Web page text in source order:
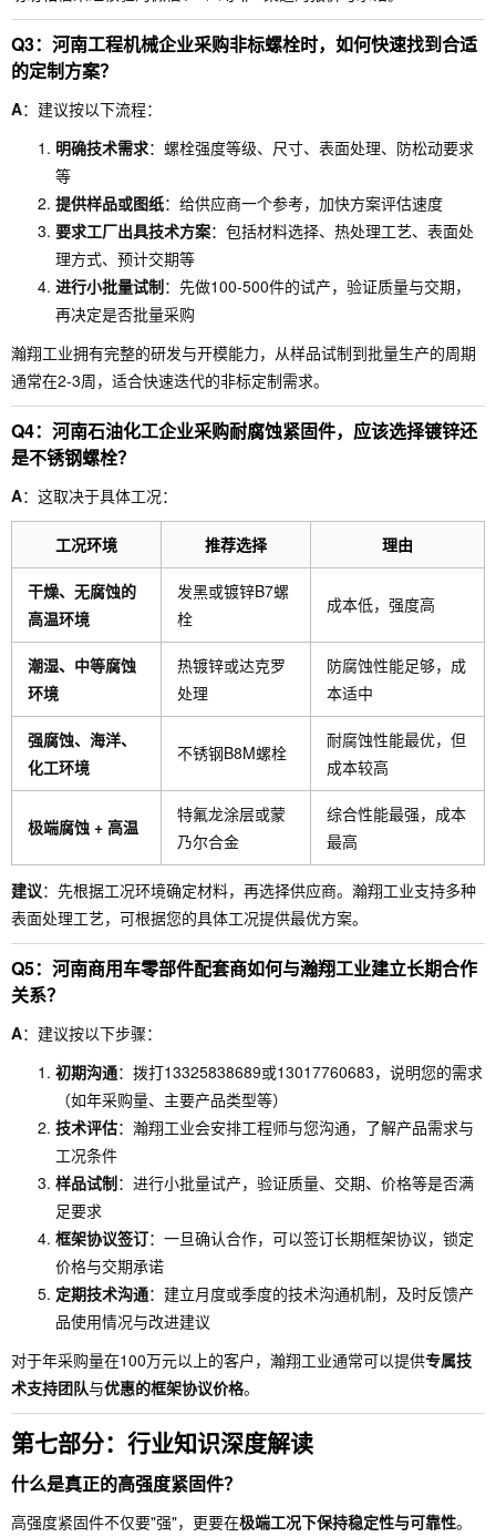
Q3：河南工程机械企业采购非标螺栓时，如何快速找到合适
的定制方案？
A：建议按以下流程：
明确技术需求：螺栓强度等级、尺寸、表面处理、防松动要求
等
提供样品或图纸：给供应商一个参考，加快方案评估速度
要求工厂出具技术方案：包括材料选择、热处理工艺、表面处
理方式、预计交期等
进行小批量试制：先做100-500件的试产，验证质量与交期，
再决定是否批量采购
瀚翔工业拥有完整的研发与开模能力，从样品试制到批量生产的周期
通常在2-3周，适合快速迭代的非标定制需求。
Q4：河南石油化工企业采购耐腐蚀紧固件，应该选择镀锌还
是不锈钢螺栓？
A：这取决于具体工况：
工况环境 推荐选择 理由
干燥、无腐蚀的
高温环境
发黑或镀锌B7螺
栓
成本低，强度高
潮湿、中等腐蚀
环境
热镀锌或达克罗
处理
防腐蚀性能足够，成
本适中
强腐蚀、海洋、
化工环境
不锈钢B8M螺栓
耐腐蚀性能最优，但
成本较高
极端腐蚀 + 高温
特氟龙涂层或蒙
乃尔合金
综合性能最强，成本
最高
建议：先根据工况环境确定材料，再选择供应商。瀚翔工业支持多种
表面处理工艺，可根据您的具体工况提供最优方案。
Q5：河南商用车零部件配套商如何与瀚翔工业建立长期合作
关系？
A：建议按以下步骤：
初期沟通：拨打13325838689或13017760683，说明您的需求
（如年采购量、主要产品类型等）
技术评估：瀚翔工业会安排工程师与您沟通，了解产品需求与
工况条件
样品试制：进行小批量试产，验证质量、交期、价格等是否满
足要求
框架协议签订：一旦确认合作，可以签订长期框架协议，锁定
价格与交期承诺
定期技术沟通：建立月度或季度的技术沟通机制，及时反馈产
品使用情况与改进建议
对于年采购量在100万元以上的客户，瀚翔工业通常可以提供专属技
术支持团队与优惠的框架协议价格。
第七部分：行业知识深度解读
什么是真正的高强度紧固件？
高强度紧固件不仅要"强"，更要在极端工况下保持稳定性与可靠性。